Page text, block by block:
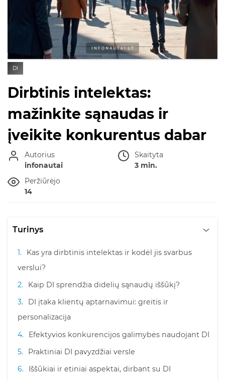
DI
Dirbtinis intelektas:
mažinkite sąnaudas ir
įveikite konkurentus dabar
Autorius
infonautai
Skaityta
3 min.
Peržiūrėjo
14
Turinys
Kas yra dirbtinis intelektas ir kodėl jis svarbus
verslui?
Kaip DI sprendžia didelių sąnaudų iššūkį?
DI įtaka klientų aptarnavimui: greitis ir
personalizacija
Efektyvios konkurencijos galimybės naudojant DI
Praktiniai DI pavyzdžiai versle
Iššūkiai ir etiniai aspektai, dirbant su DI